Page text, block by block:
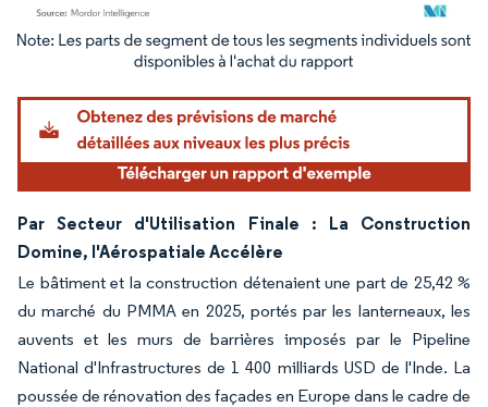
Image © Mordor Intelligence. La réutilisation nécessite une attribution sous CC BY
Par Secteur d'Utilisation Finale : La Construction
Domine, l'Aérospatiale Accélère
Le bâtiment et la construction détenaient une part de 25,42 %
du marché du PMMA en 2025, portés par les lanterneaux, les
auvents et les murs de barrières imposés par le Pipeline
National d'Infrastructures de 1 400 milliards USD de l'Inde. La
poussée de rénovation des façades en Europe dans le cadre de